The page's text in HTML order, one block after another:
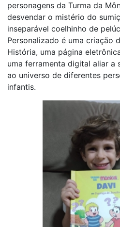
personagens da Turma da
desvendar o mistério do
inseparável coelhinho de
Personalizado é uma criação
História, uma página
uma ferramenta digital aliar a
ao universo de diferentes
infantis.